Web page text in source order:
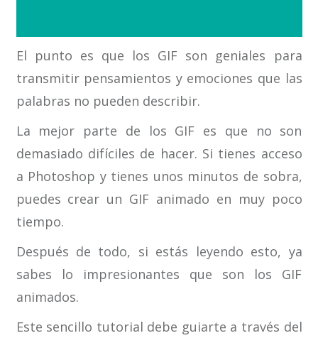
El punto es que los GIF son geniales para
transmitir pensamientos y emociones que las
palabras no pueden describir.
La mejor parte de los GIF es que no son
demasiado difíciles de hacer. Si tienes acceso
a Photoshop y tienes unos minutos de sobra,
puedes crear un GIF animado en muy poco
tiempo.
Después de todo, si estás leyendo esto, ya
sabes lo impresionantes que son los GIF
animados.
Este sencillo tutorial debe guiarte a través del